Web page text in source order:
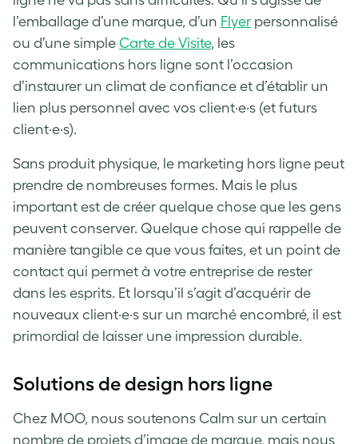
l’emballage d’une marque, d’un Flyer personnalisé
ou d’une simple Carte de Visite, les
communications hors ligne sont l’occasion
d’instaurer un climat de confiance et d’établir un
lien plus personnel avec vos client·e·s (et futurs
client·e·s).
Sans produit physique, le marketing hors ligne peut
prendre de nombreuses formes. Mais le plus
important est de créer quelque chose que les gens
peuvent conserver. Quelque chose qui rappelle de
manière tangible ce que vous faites, et un point de
contact qui permet à votre entreprise de rester
dans les esprits. Et lorsqu’il s’agit d’acquérir de
nouveaux client·e·s sur un marché encombré, il est
primordial de laisser une impression durable.
Solutions de design hors ligne
Chez MOO, nous soutenons Calm sur un certain
nombre de projets d’image de marque, mais nous